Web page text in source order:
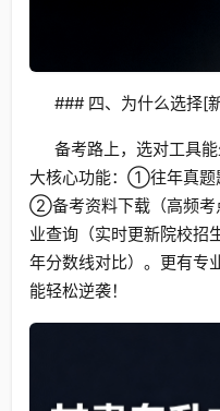
### 四、为什么选择[
备考路上，选对工具
大核心功能：①往年真题
②备考资料下载（高频
业查询（实时更新院校
年分数线对比）。更有专
能轻松逆袭！